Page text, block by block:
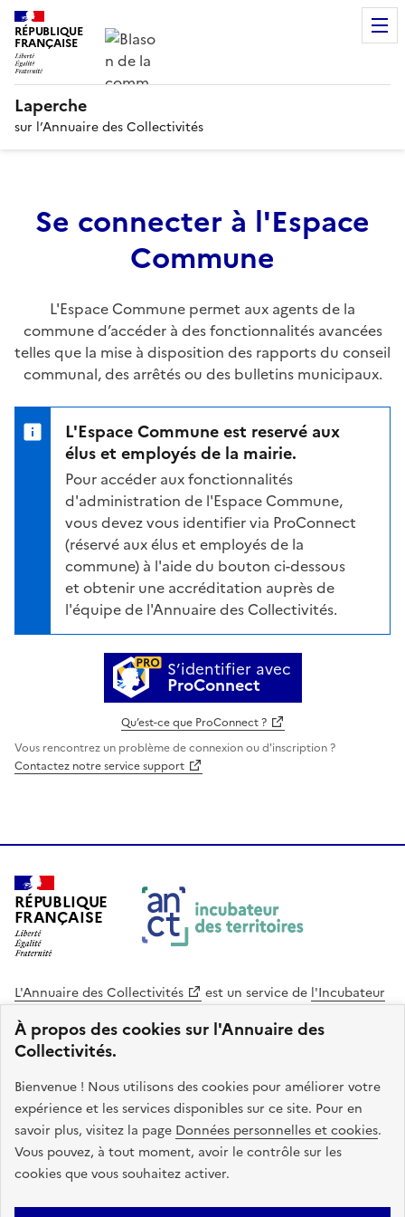
À propos des cookies sur l'Annuaire des
Collectivités.
Bienvenue ! Nous utilisons des cookies pour améliorer votre
expérience et les services disponibles sur ce site. Pour en
savoir plus, visitez la page Données personnelles et cookies.
Vous pouvez, à tout moment, avoir le contrôle sur les
cookies que vous souhaitez activer.
RÉPUBLIQUE
FRANÇAISE
Laperche
sur l’Annuaire des Collectivités
Se connecter à l'Espace
Commune
L'Espace Commune permet aux agents de la
commune d’accéder à des fonctionnalités avancées
telles que la mise à disposition des rapports du conseil
communal, des arrêtés ou des bulletins municipaux.
L'Espace Commune est reservé aux
élus et employés de la mairie.
Pour accéder aux fonctionnalités
d'administration de l'Espace Commune,
vous devez vous identifier via ProConnect
(réservé aux élus et employés de la
commune) à l'aide du bouton ci-dessous
et obtenir une accréditation auprès de
l'équipe de l'Annuaire des Collectivités.
S’identifier avec
ProConnect
Qu’est-ce que ProConnect ?
Vous rencontrez un problème de connexion ou d'inscription ?
Contactez notre service support
RÉPUBLIQUE
FRANÇAISE
L'Annuaire des Collectivités est un service de l'Incubateur
Cohésion des Territoires
. Le code source de ce site web
est disponible en licence libre. Le design de ce site est conçu
avec le système de design de l’État.
legifrance.gouv.fr
info.gouv.fr
service-public.gouv.fr
data.gouv.fr
Plan du site Accessibilite : non conforme Mentions légales